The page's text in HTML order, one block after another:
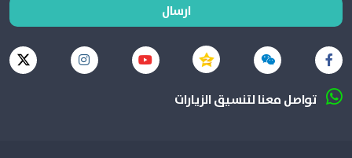
ارسال
تواصل معنا لتنسيق الزيارات